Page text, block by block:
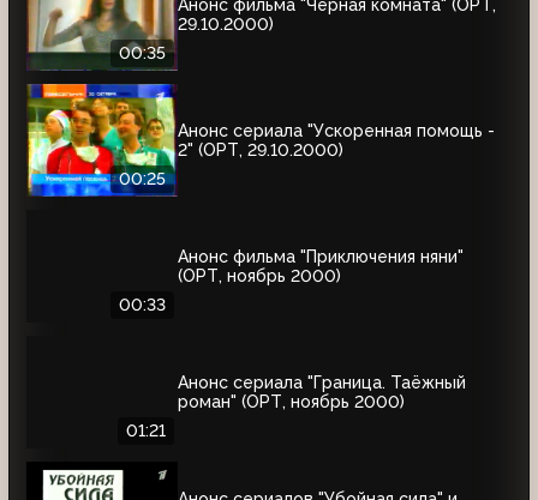
00:35
Анонс фильма "Черная комната" (ОРТ,
29.10.2000)
00:25
Анонс сериала "Ускоренная помощь -
2" (ОРТ, 29.10.2000)
00:33
Анонс фильма "Приключения няни"
(ОРТ, ноябрь 2000)
01:21
Анонс сериала "Граница. Таёжный
роман" (ОРТ, ноябрь 2000)